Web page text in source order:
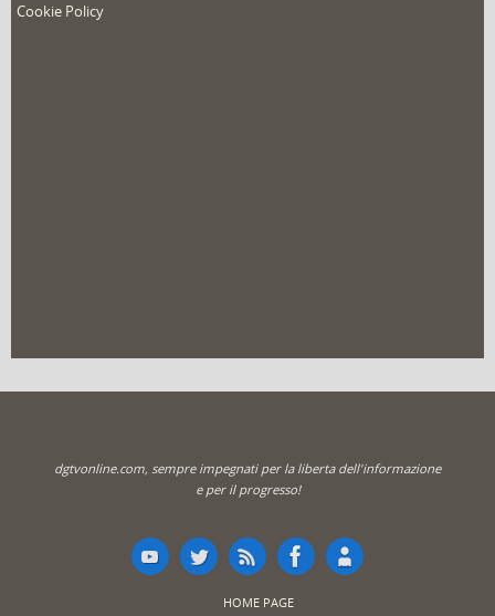
Cookie Policy
dgtvonline.com, sempre impegnati per la liberta dell'informazione
e per il progresso!
HOME PAGE